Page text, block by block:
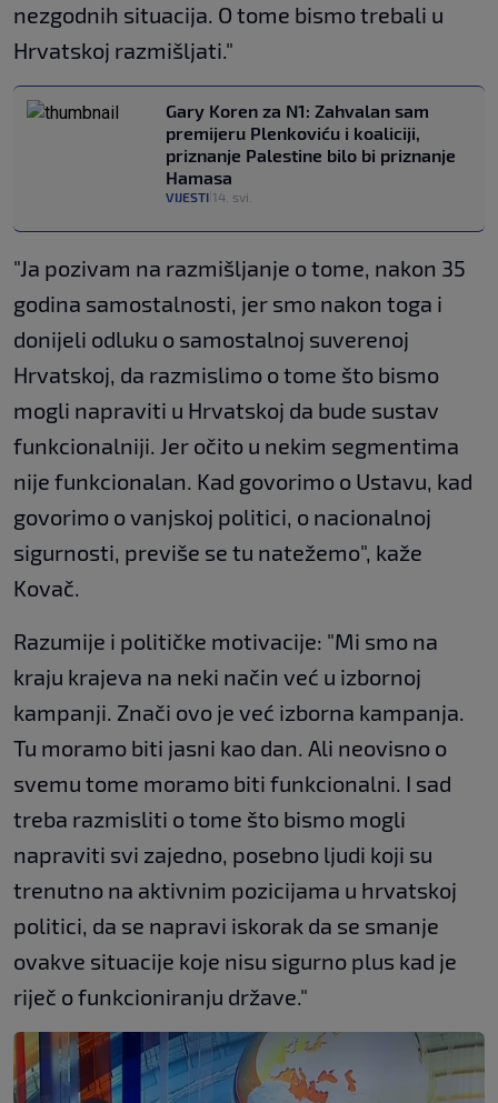
nezgodnih situacija. O tome bismo trebali u
Hrvatskoj razmišljati."
Gary Koren za N1: Zahvalan sam
premijeru Plenkoviću i koaliciji,
priznanje Palestine bilo bi priznanje
Hamasa
VIJESTI 14. svi.
"Ja pozivam na razmišljanje o tome, nakon 35
godina samostalnosti, jer smo nakon toga i
donijeli odluku o samostalnoj suverenoj
Hrvatskoj, da razmislimo o tome što bismo
mogli napraviti u Hrvatskoj da bude sustav
funkcionalniji. Jer očito u nekim segmentima
nije funkcionalan. Kad govorimo o Ustavu, kad
govorimo o vanjskoj politici, o nacionalnoj
sigurnosti, previše se tu natežemo", kaže
Kovač.
Razumije i političke motivacije: "Mi smo na
kraju krajeva na neki način već u izbornoj
kampanji. Znači ovo je već izborna kampanja.
Tu moramo biti jasni kao dan. Ali neovisno o
svemu tome moramo biti funkcionalni. I sad
treba razmisliti o tome što bismo mogli
napraviti svi zajedno, posebno ljudi koji su
trenutno na aktivnim pozicijama u hrvatskoj
politici, da se napravi iskorak da se smanje
ovakve situacije koje nisu sigurno plus kad je
riječ o funkcioniranju države."